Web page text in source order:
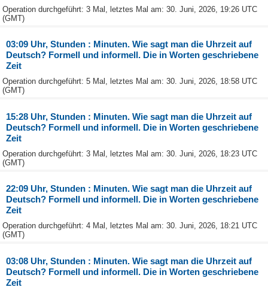
Operation durchgeführt: 3 Mal, letztes Mal am: 30. Juni, 2026, 19:26 UTC
(GMT)
03:09 Uhr, Stunden : Minuten. Wie sagt man die Uhrzeit auf
Deutsch? Formell und informell. Die in Worten geschriebene
Zeit
Operation durchgeführt: 5 Mal, letztes Mal am: 30. Juni, 2026, 18:58 UTC
(GMT)
15:28 Uhr, Stunden : Minuten. Wie sagt man die Uhrzeit auf
Deutsch? Formell und informell. Die in Worten geschriebene
Zeit
Operation durchgeführt: 3 Mal, letztes Mal am: 30. Juni, 2026, 18:23 UTC
(GMT)
22:09 Uhr, Stunden : Minuten. Wie sagt man die Uhrzeit auf
Deutsch? Formell und informell. Die in Worten geschriebene
Zeit
Operation durchgeführt: 4 Mal, letztes Mal am: 30. Juni, 2026, 18:21 UTC
(GMT)
03:08 Uhr, Stunden : Minuten. Wie sagt man die Uhrzeit auf
Deutsch? Formell und informell. Die in Worten geschriebene
Zeit